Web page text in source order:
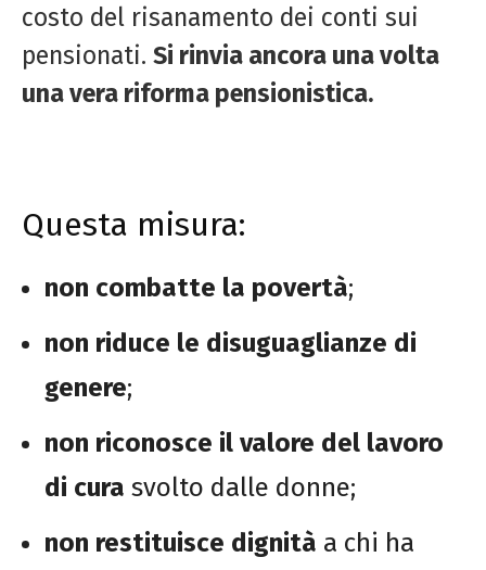
costo del risanamento dei conti sui
pensionati. Si rinvia ancora una volta
una vera riforma pensionistica.
Questa misura:
non combatte la povertà;
non riduce le disuguaglianze di
genere;
non riconosce il valore del lavoro
di cura svolto dalle donne;
non restituisce dignità a chi ha